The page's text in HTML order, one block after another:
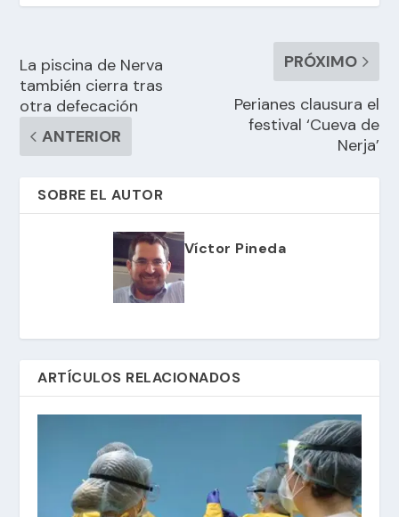
La piscina de Nerva
también cierra tras
otra defecación
ANTERIOR
PRÓXIMO
Perianes clausura el
festival ‘Cueva de
Nerja’
SOBRE EL AUTOR
Víctor Pineda
ARTÍCULOS RELACIONADOS